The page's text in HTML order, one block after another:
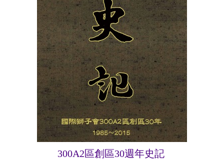
300A2區創區30週年史記